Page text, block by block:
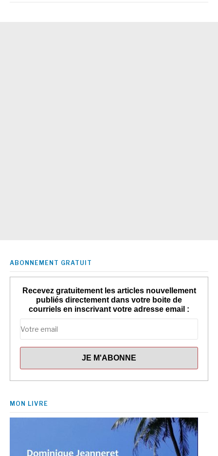
ABONNEMENT GRATUIT
Recevez gratuitement les articles nouvellement
publiés directement dans votre boite de
courriels en inscrivant votre adresse email :
MON LIVRE